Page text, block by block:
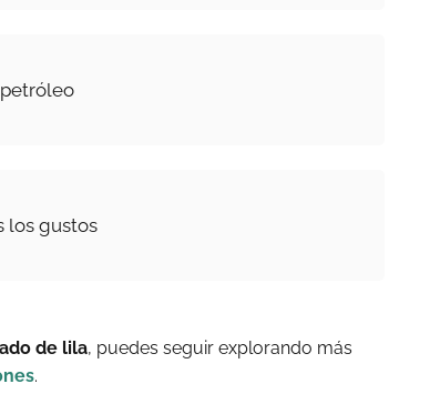
los gustos
de lila, puedes seguir explorando más
.